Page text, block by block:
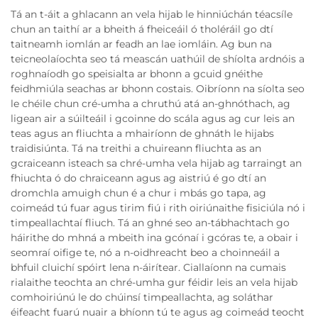
Tá an t-áit a ghlacann an vela hijab le hinniúchán téacsíle
chun an taithí ar a bheith á fheiceáil ó tholéráil go dtí
taitneamh iomlán ar feadh an lae iomláin. Ag bun na
teicneolaíochta seo tá meascán uathúil de shíolta ardnóis a
roghnaíodh go speisialta ar bhonn a gcuid gnéithe
feidhmiúla seachas ar bhonn costais. Oibríonn na síolta seo
le chéile chun cré-umha a chruthú atá an-ghnóthach, ag
ligean air a súilteáil i gcoinne do scála agus ag cur leis an
teas agus an fliuchta a mhairíonn de ghnáth le hijabs
traidisiúnta. Tá na treithi a chuireann fliuchta as an
gcraiceann isteach sa chré-umha vela hijab ag tarraingt an
fhiuchta ó do chraiceann agus ag aistriú é go dtí an
dromchla amuigh chun é a chur i mbás go tapa, ag
coimeád tú fuar agus tirim fiú i rith oiriúnaithe fisiciúla nó i
timpeallachtaí fliuch. Tá an ghné seo an-tábhachtach go
háirithe do mhná a mbeith ina gcónaí i gcóras te, a obair i
seomraí oifige te, nó a n-oidhreacht beo a choinneáil a
bhfuil cluichí spóirt lena n-áirítear. Ciallaíonn na cumais
rialaithe teochta an chré-umha gur féidir leis an vela hijab
comhoiriúnú le do chúinsí timpeallachta, ag soláthar
éifeacht fuarú nuair a bhíonn tú te agus ag coimeád teocht